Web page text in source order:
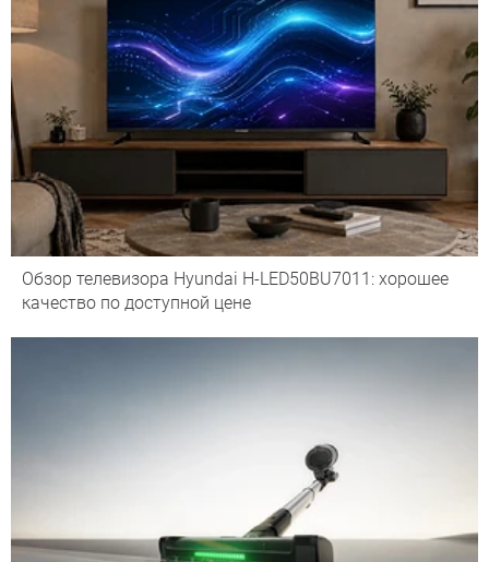
Обзор телевизора Hyundai H-LED50BU7011: хорошее
качество по доступной цене